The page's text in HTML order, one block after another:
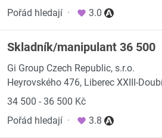
Pořád hledají · 3.0
Skladník/manipulant 36 500
Gi Group Czech Republic, s.r.o.
Heyrovského 476, Liberec XXIII-
34 500 - 36 500 Kč
Pořád hledají · 3.8